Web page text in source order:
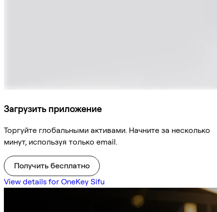
Загрузить приложение
Торгуйте глобальными активами. Начните за несколько
минут, используя только email.
Получить бесплатно
View details for OneKey Sifu